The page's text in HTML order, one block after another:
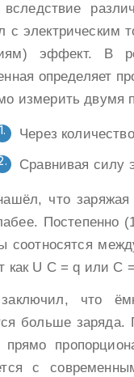
вследствие
с электрическим
эффект. В
определяет
измерить двумя
Через
Сравнивая силу
что
Постепенно
соотносятся
как U C = q или C
что
больше заряда.
с